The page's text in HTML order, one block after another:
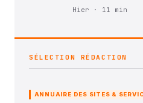
Hier · 11 min
SÉLECTION RÉDACTION
ANNUAIRE DES SITES &